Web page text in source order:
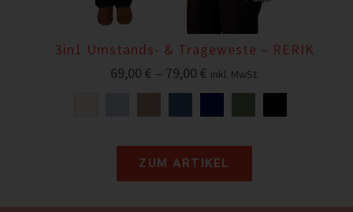
3in1 Umstands- & Trageweste – RERIK
69,00 € – 79,00 € inkl. MwSt.
ZUM ARTIKEL